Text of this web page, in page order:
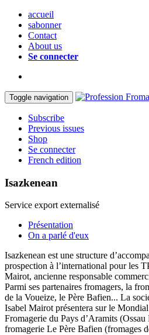
accueil
sabonner
Contact
About us
Se connecter
Toggle navigation
Subscribe
Previous issues
Shop
Se connecter
French edition
Isazkenean
Service export externalisé
Présentation
On a parlé d'eux
Isazkenean est une structure
prospection à l’international pour les
Mairot, ancienne responsable
Parmi ses partenaires fromagers, la
de la Voueize, le Père Bafien... La
Isabel Mairot présentera sur le
Fromagerie du Pays d’Aramits
fromagerie Le Père Bafien (fromages